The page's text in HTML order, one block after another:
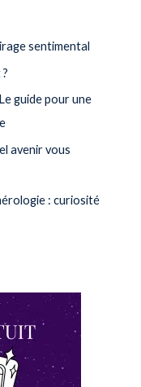
sentimental
guide pour une
avenir vous
: curiosité